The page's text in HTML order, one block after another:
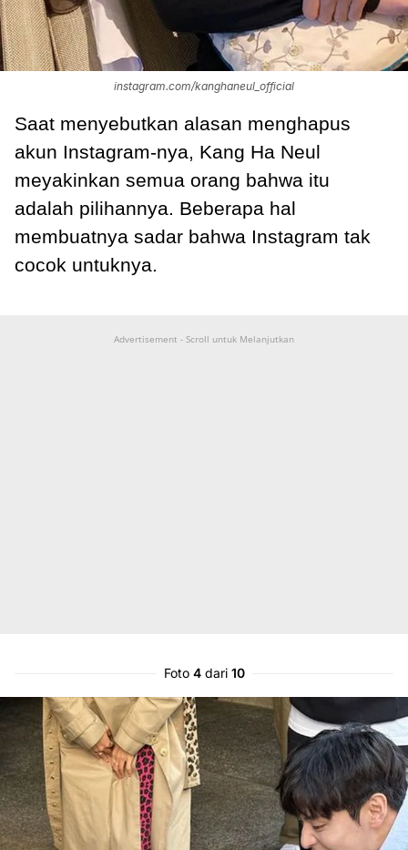
instagram.com/kanghaneul_official
Saat menyebutkan alasan menghapus
akun Instagram-nya, Kang Ha Neul
meyakinkan semua orang bahwa itu
adalah pilihannya. Beberapa hal
membuatnya sadar bahwa Instagram tak
cocok untuknya.
Advertisement - Scroll untuk Melanjutkan
Foto 4dari 10